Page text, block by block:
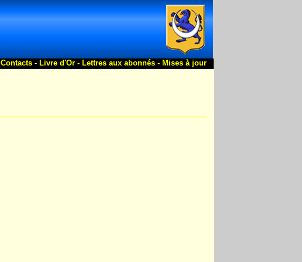
Contacts- Livre d'Or - Lettres aux abonnés - Mises à jour